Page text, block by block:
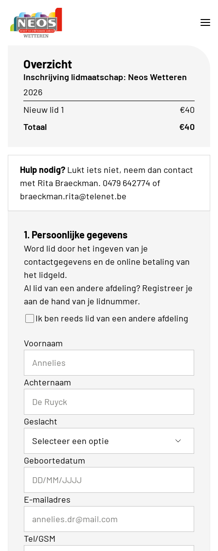
1. Persoonlijke gegevens
Word lid door het ingeven van je
contactgegevens en de online betaling van
het lidgeld.
Al lid van een andere afdeling? Registreer je
aan de hand van je lidnummer.
Ik ben reeds lid van een andere afdeling
Voornaam
Achternaam
Geslacht
Geboortedatum
E-mailadres
Tel/GSM
Overzicht
Inschrijving lidmaatschap: Neos Wetteren
2026
Nieuw lid 1
€40
Totaal
€40
Hulp nodig? Lukt iets niet, neem dan contact
met Rita Braeckman. 0479 642774 of
braeckman.rita@telenet.be